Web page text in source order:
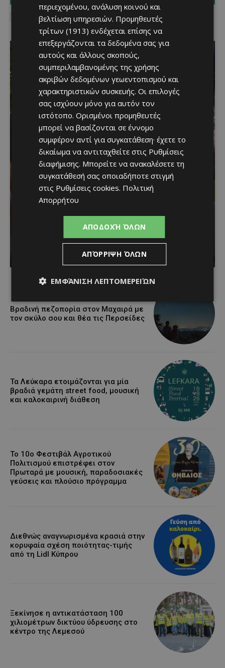
I've read and accept thePrivacy Policy.
Μια βραδιά γεμάτη
παράδοση, μουσική και
κέφι στον Δελίκηπο για
τη γιορτή του
Χρυσοσώτηρος
- August 7, 2026
Βραδινή πεζοπορία στον Μαχαιρά με
τον σκύλο σου και θέα τις Περσείδες
Τα Λεύκαρα ετοιμάζονται για μία
βραδιά γεμάτη street food, μουσική
και καλοκαιρινή διάθεση
Το 10ο Φεστιβάλ Αγροτικού
Πολιτισμού επιστρέφει στον
Πρωταρά με μουσική, παραδοσιακές
γεύσεις και πλούσιο πρόγραμμα
Διεθνώς αναγνωρισμένα κρασιά στην
κορυφαία σχέση ποιότητας-τιμής
από τη Lidl Κύπρου
Ξεκίνησε η αντικατάσταση 100
χιλιομέτρων δικτύου ύδρευσης στο
κέντρο της Λεμεσού
περιεχομένου, ανάλυση κοινού και
βελτίωση υπηρεσιών. Προμηθευτές
τρίτων (1913) ενδέχεται επίσης να
επεξεργάζονται τα δεδομένα σας για
αυτούς και άλλους σκοπούς,
συμπεριλαμβανομένης της χρήσης
ακριβών δεδομένων γεωεντοπισμού και
χαρακτηριστικών συσκευής. Οι επιλογές
σας ισχύουν μόνο για αυτόν τον
ιστότοπο. Ορισμένοι προμηθευτές
μπορεί να βασίζονται σε έννομο
συμφέρον αντί για συγκατάθεση· έχετε το
δικαίωμα να αντιταχθείτε στις Ρυθμίσεις
διαφήμισης. Μπορείτε να ανακαλέσετε τη
συγκατάθεσή σας οποιαδήποτε στιγμή
στις Ρυθμίσεις cookies. Πολιτική
Απορρήτου
ΑΠΟΔΟΧΉ ΌΛΩΝ
ΑΠΌΡΡΙΨΗ ΌΛΩΝ
ΕΜΦΆΝΙΣΗ ΛΕΠΤΟΜΕΡΕΙΏΝ